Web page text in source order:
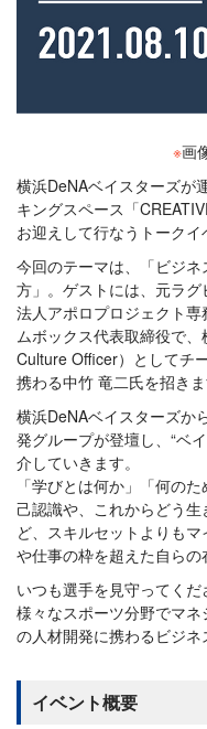
※画
横浜DeNAベイスターズが
キングスペース「
お迎えして行なうトークイ
今回のテーマは、「ビジ
方」。ゲストには、元ラ
法人アポロプロジェクト
ムボックス代表取締役で
Culture Officer）としてチ
携わる中竹 竜二氏を招きま
横浜DeNAベイスターズか
発グループが登壇し、“ベ
介していきます。
「学びとは何か」「何の
己認識や、これからどう
ど、スキルセットよりも
や仕事の枠を超えた自らの
いつも選手を見守ってくだ
様々なスポーツ分野でマ
の人材開発に携わるビジネ
イベント概要